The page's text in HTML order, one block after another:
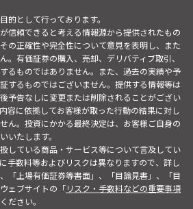
的として行っております。
信頼できると考える情報源から提供されたもの
の正確性や完全性について意見を表明し、また
。有価証券の購入、売却、デリバティブ取引、
るものではありません。また、過去の実績や予
するものではございません。提供する情報等は
予告なしに変更または削除されることがござい
容に依拠してお客様が取った行動の結果に対し
ん。投資にかかる最終決定は、お客様ご自身の
いたします。
している商品・サービス等について言及してい
手数料等およびリスクは異なりますので、詳し
「上場有価証券等書面」、「目論見書」、「目
ェブサイトの「リスク・手数料などの重要事項
ださい。